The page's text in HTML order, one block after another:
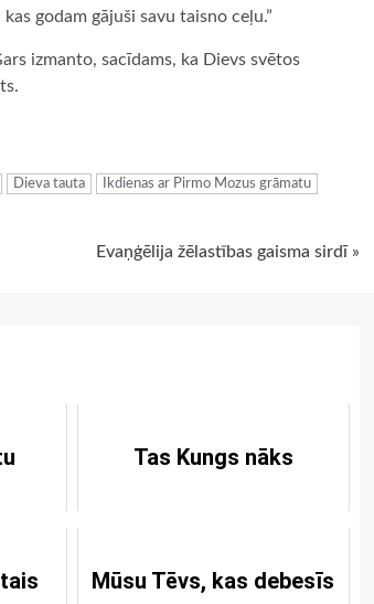
godam gājuši savu taisno ceļu.”
izmanto, sacīdams, ka Dievs svētos
Dieva tauta
Ikdienas ar Pirmo Mozus grāmatu
Evaņģēlija žēlastības gaisma sirdī »
Tas Kungs nāks
Mūsu Tēvs, kas debesīs